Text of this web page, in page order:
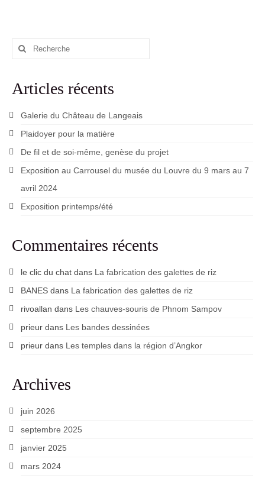
Rechercher
Articles récents
Galerie du Château de Langeais
Plaidoyer pour la matière
De fil et de soi-même, genèse du projet
Exposition au Carrousel du musée du Louvre du 9 mars au 7
avril 2024
Exposition printemps/été
Commentaires récents
le clic du chat dans La fabrication des galettes de riz
BANES dans La fabrication des galettes de riz
rivoallan dans Les chauves-souris de Phnom Sampov
prieur dans Les bandes dessinées
prieur dans Les temples dans la région d’Angkor
Archives
juin 2026
septembre 2025
janvier 2025
mars 2024